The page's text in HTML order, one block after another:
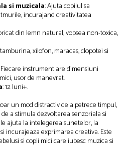
si muzicala: Ajuta copilul sa
incurajand creativitatea
din lemn natural, vopsea non-toxica,
xilofon, maracas, clopotei si
instrument are dimensiuni
usor de manevrat.
: 12 luni+.
un mod distractiv de a petrece timpul,
a stimula dezvoltarea senzoriala si
ajuta la intelegerea sunetelor, la
incurajeaza exprimarea creativa. Este
si copii mici care iubesc muzica si